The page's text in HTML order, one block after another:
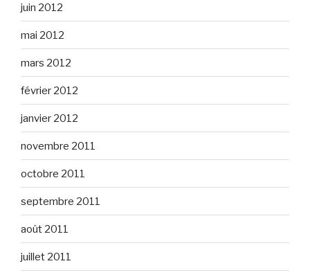
juin 2012
mai 2012
mars 2012
février 2012
janvier 2012
novembre 2011
octobre 2011
septembre 2011
août 2011
juillet 2011